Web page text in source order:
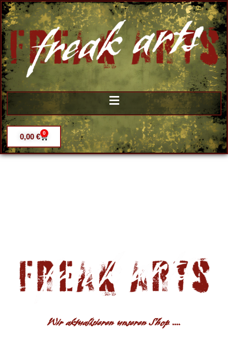
0,00 € 0
Wir aktualisieren unseren Shop ....